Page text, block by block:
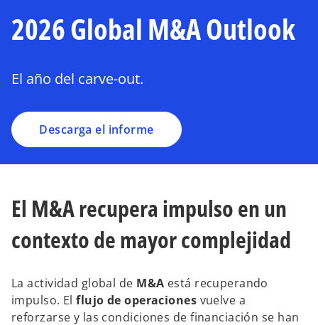
2026 Global M&A Outlook
El año del carve-out.
Descarga el informe
e
n
e
ñ
n
e
v
a
El M&A recupera impulso en un
contexto de mayor complejidad
La actividad global de M&A está recuperando
impulso. Elflujo de operaciones vuelve a
reforzarse y las condiciones de financiación se han